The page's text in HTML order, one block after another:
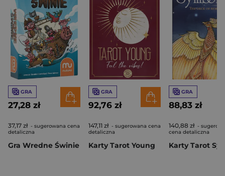
GRA
27,28 zł
37,17 zł - sugerowana cena
detaliczna
Gra Wredne Świnie
GRA
92,76 zł
147,11 zł - sugerowana cena
detaliczna
Karty Tarot Young
GRA
88,83 zł
140,88 zł -
cena detaliczna